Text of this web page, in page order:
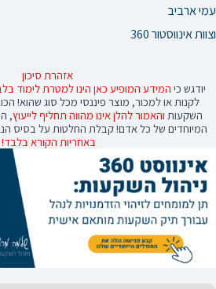
עמי ארביב
וצוות אינווסטור 360
אזהרת סיכון
יודגש כי המידע המופיע כאן הינו למטרת לימוד
לקנות או למכור, מוצר פיננסי מכל סוג שהוא!
השקעות והאמור להלן אינו מהווה תחליף לייעוץ,
המיוחדים של כל אדם! קבלת החלטות על בסיס
באחריות הקורא בלבד!